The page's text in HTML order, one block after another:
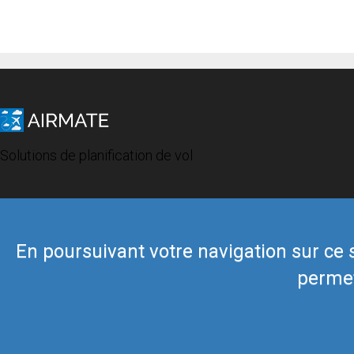
En poursuivant votre navigation sur ce
Solutions de planification de vol